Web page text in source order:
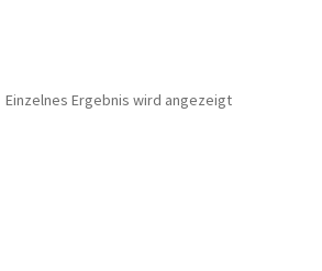
Einzelnes Ergebnis wird angezeigt